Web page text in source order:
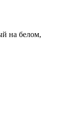
на белом,